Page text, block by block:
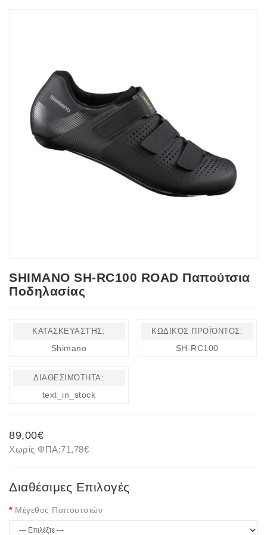
SHIMANO SH-RC100 ROAD Παπούτσια
Ποδηλασίας
ΚΑΤΑΣΚΕΥΑΣΤΉΣ:
Shimano
ΚΩΔΙΚΌΣ ΠΡΟΪΌΝΤΟΣ:
SH-RC100
ΔΙΑΘΕΣΙΜΌΤΗΤΑ:
text_in_stock
89,00€
Χωρίς ΦΠΑ:71,78€
Διαθέσιμες Επιλογές
Μέγεθος Παπουτσιών